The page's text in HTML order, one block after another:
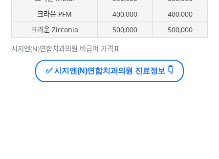
시지엔(N)연합치과의원 비급여 가격표
크라운 PFM
400,000
400,000
크라운 Zirconia
500,000 500,000
✅ 시지엔(N)연합치과의원 진료정보 👇